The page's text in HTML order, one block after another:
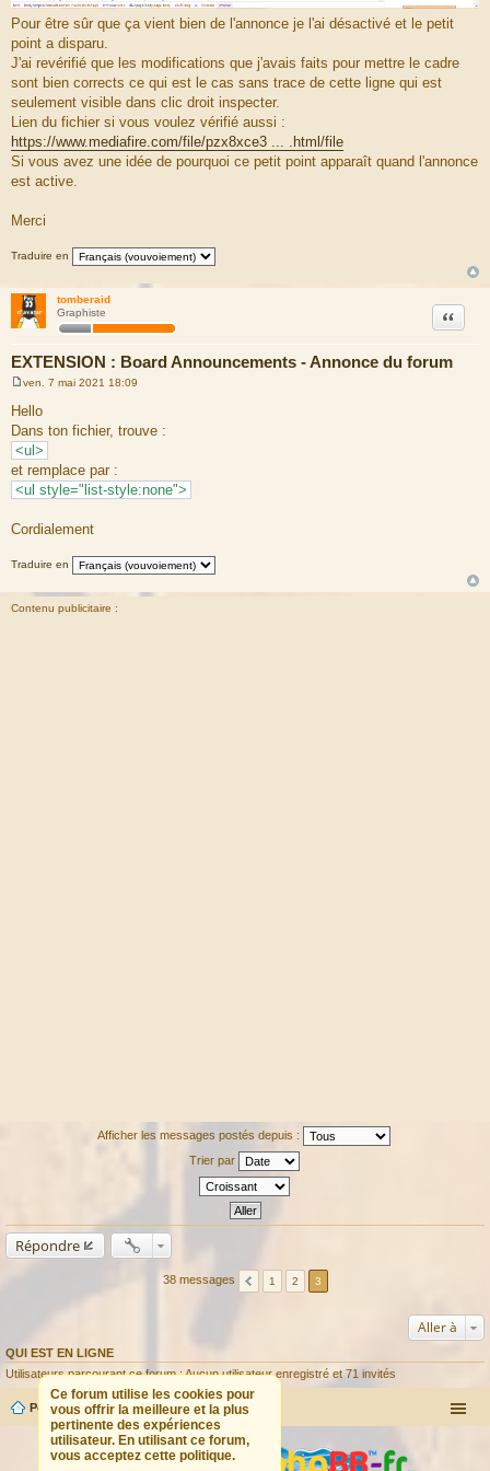
Pour être sûr que ça vient bien de l'annonce je l'ai désactivé et le petit
point a disparu.
J'ai revérifié que les modifications que j'avais faits pour mettre le cadre
sont bien corrects ce qui est le cas sans trace de cette ligne qui est
seulement visible dans clic droit inspecter.
Lien du fichier si vous voulez vérifié aussi :
https://www.mediafire.com/file/pzx8xce3 ... .html/file
Si vous avez une idée de pourquoi ce petit point apparaît quand l'annonce
est active.
Merci
Traduire en
tomberaid
Graphiste
EXTENSION : Board Announcements - Annonce du forum
Citation
e
s
s
a
g
ven. 7 mai 2021 18:09
Hello
Dans ton fichier, trouve :
<ul>
et remplace par :
<ul style="list-style:none">
Cordialement
Traduire en
Contenu publicitaire :
Afficher les messages postés depuis :
Trier par
Répondre
38 messages 1 2 3
Aller à
QUI EST EN LIGNE
Utilisateurs parcourant ce forum : Aucun utilisateur enregistré et 71 invités
Ce forum utilise les cookies pour
vous offrir la meilleure et la plus
pertinente des expériences
utilisateur. En utilisant ce forum,
vous acceptez cette politique.
Portail Forum